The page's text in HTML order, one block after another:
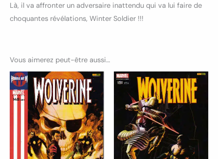
Là, il va affronter un adversaire inattendu qui va lui faire de
choquantes révélations, Winter Soldier !!!
Vous aimerez peut-être aussi…